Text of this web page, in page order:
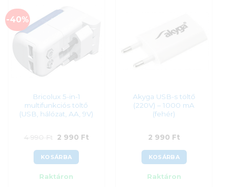
Azonosító:
55781
2 890
was:
-40%
Bricolux 5-in-1
multifunkciós töltő
(USB, hálózat, AA, 9V)
4 990 Ft
Original
price
was:
4
2 990 FtCurrent
KOSÁRBA
Raktáron
Akyga USB-s töltő
(220V) – 1000 mA
(fehér)
2 990 Ft
KOSÁRBA
Raktáron